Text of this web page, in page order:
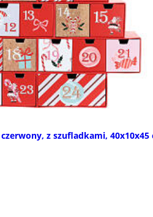
z szufladkami, 40x10x45